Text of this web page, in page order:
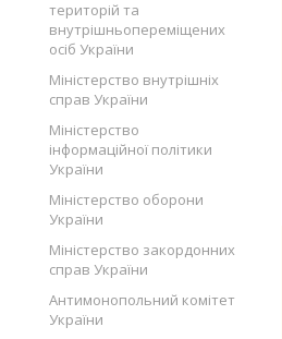
територій та
внутрішньопереміщених
осіб України
Міністерство внутрішніх
справ України
Міністерство
інформаційної політики
України
Міністерство оборони
України
Міністерство закордонних
справ України
Антимонопольний комітет
України